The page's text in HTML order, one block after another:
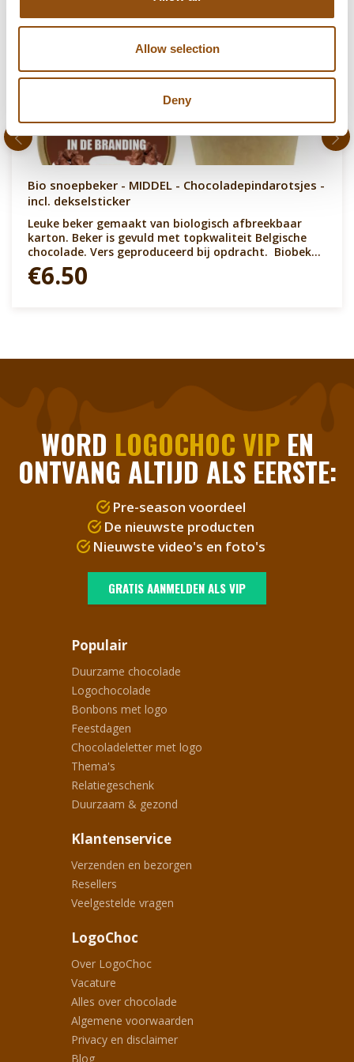
Allow selection
Deny
Bio snoepbeker - MIDDEL - Chocoladepindarotsjes -
incl. dekselsticker
Leuke beker gemaakt van biologisch afbreekbaar
karton. Beker is gevuld met topkwaliteit Belgische
chocolade. Vers geproduceerd bij opdracht. Biobeker
kan gevuld worden met vele soorten chocolade. Denk
aan chocolade pindarotsjes, like duimpjes,
€6.50
WORD LOGOCHOC VIPEN
ONTVANG ALTIJD ALS EERSTE:
Pre-season voordeel
De nieuwste producten
Nieuwste video's en foto's
GRATIS AANMELDEN ALS VIP
Populair
Duurzame chocolade
Logochocolade
Bonbons met logo
Feestdagen
Chocoladeletter met logo
Thema's
Relatiegeschenk
Duurzaam & gezond
Klantenservice
Verzenden en bezorgen
Resellers
Veelgestelde vragen
LogoChoc
Over LogoChoc
Vacature
Alles over chocolade
Algemene voorwaarden
Privacy en disclaimer
Blog